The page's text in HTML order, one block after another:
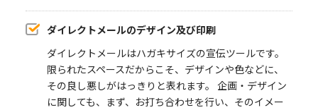
ダイレクトメールのデザイン及び印刷
ダイレクトメールはハガキサイズの宣伝ツールです。
限られたスペースだからこそ、デザインや色などに、
その良し悪しがはっきりと表れます。 企画・デザイン
に関しても、まず、お打ち合わせを行い、そのイメー